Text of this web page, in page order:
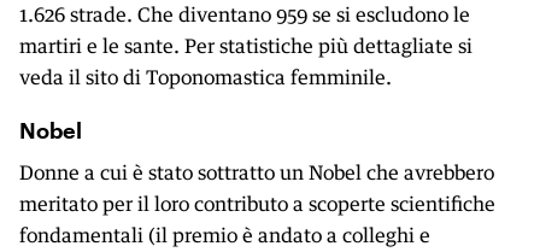
1.626 strade. Che diventano 959 se si escludono le
martiri e le sante. Per statistiche più dettagliate si
veda il sito di Toponomastica femminile.
Nobel
Donne a cui è stato sottratto un Nobel che avrebbero
meritato per il loro contributo a scoperte scientifiche
fondamentali (il premio è andato a colleghi e